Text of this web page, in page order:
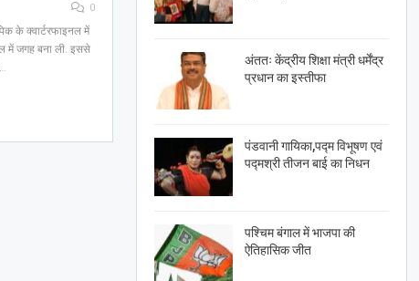
0
के क्वार्टरफाइनल में
में जगह बना ली. इससे
अंततः केंद्रीय शिक्षा मंत्री धर्मेंद्र
प्रधान का इस्तीफा
पंडवानी गायिका,पद्म विभूषण एवं
पद्मश्री तीजन बाई का निधन
पश्चिम बंगाल में भाजपा की
ऐतिहासिक जीत